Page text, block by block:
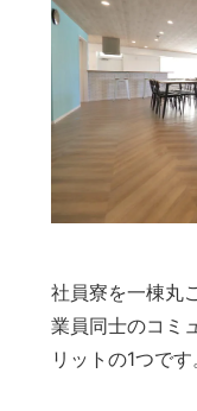
社員寮を一棟丸
業員同士のコミ
リットの1つです